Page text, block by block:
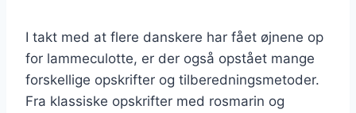
I takt med at flere danskere har fået øjnene op
for lammeculotte, er der også opstået mange
forskellige opskrifter og tilberedningsmetoder.
Fra klassiske opskrifter med rosmarin og